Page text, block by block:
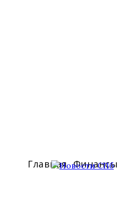
Главная Финансы